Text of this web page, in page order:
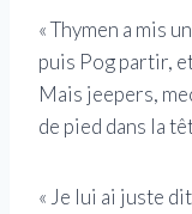
« Thymen a mis
puis Pog partir,
Mais jeepers,
de pied dans la
« Je lui ai juste